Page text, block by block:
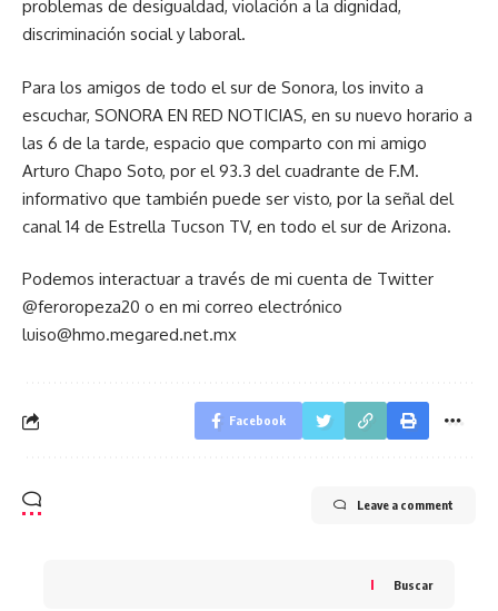
problemas de desigualdad, violación a la dignidad,
discriminación social y laboral.
Para los amigos de todo el sur de Sonora, los invito a
escuchar, SONORA EN RED NOTICIAS, en su nuevo horario a
las 6 de la tarde, espacio que comparto con mi amigo
Arturo Chapo Soto, por el 93.3 del cuadrante de F.M.
informativo que también puede ser visto, por la señal del
canal 14 de Estrella Tucson TV, en todo el sur de Arizona.
Podemos interactuar a través de mi cuenta de Twitter
@feroropeza20 o en mi correo electrónico
luiso@hmo.megared.net.mx
Facebook
Leave a comment
Buscar